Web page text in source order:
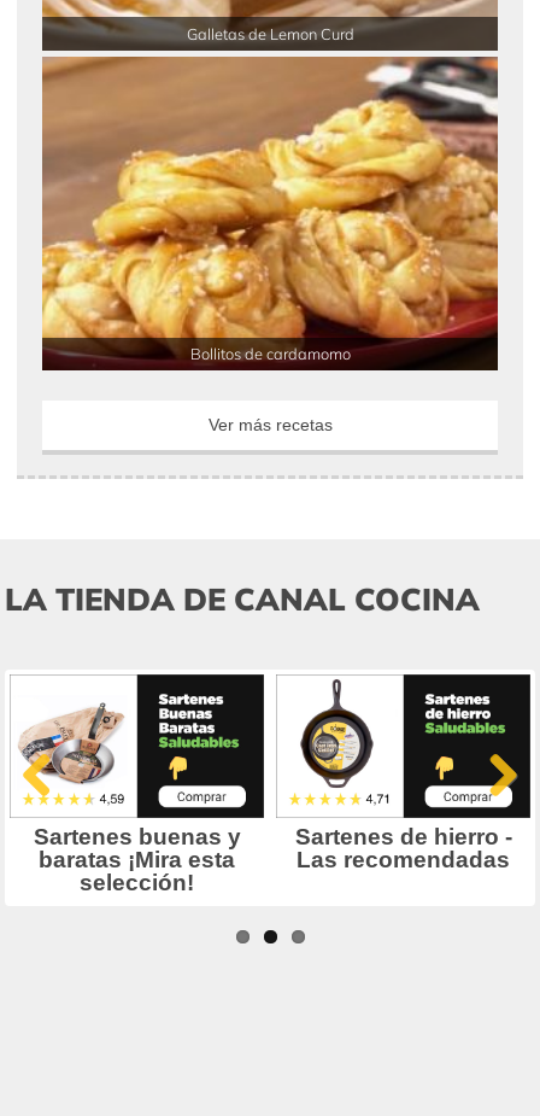
Galletas de Lemon Curd
Bollitos de cardamomo
Ver más recetas
LA TIENDA DE CANAL COCINA